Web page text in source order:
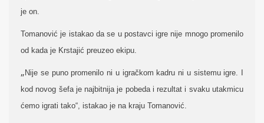
je on.
Tomanović je istakao da se u postavci igre nije mnogo promenilo
od kada je Krstajić preuzeo ekipu.
„ Nije se puno promenilo ni u igračkom kadru ni u sistemu igre. I
kod novog šefa je najbitnija je pobeda i rezultat i svaku utakmicu
ćemo igrati tako“, istakao je na kraju Tomanović.